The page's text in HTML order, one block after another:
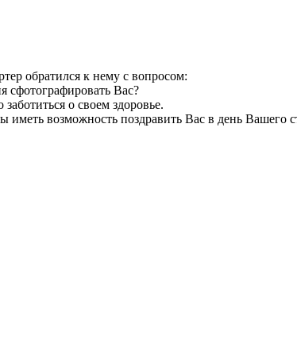
обратился к нему с вопросом:
сфотографировать Вас?
о своем здоровье.
иметь возможность поздравить Вас в день Вашего